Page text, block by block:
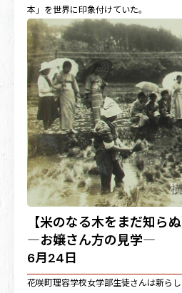
本」を世界に印象付けていた。
【米のなる木をまだ知らぬ
―お嬢さん方の見学―
6月24日
花咲町理容学校女学部生徒さんは新ら